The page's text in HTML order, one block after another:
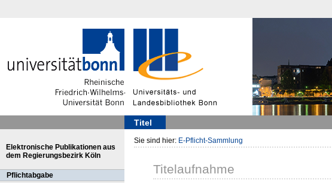
Titel
Elektronische Publikationen aus
dem Regierungsbezirk Köln
Pflichtabgabe
Sie sind hier: E-Pflicht-Sammlung
Titelaufnahme